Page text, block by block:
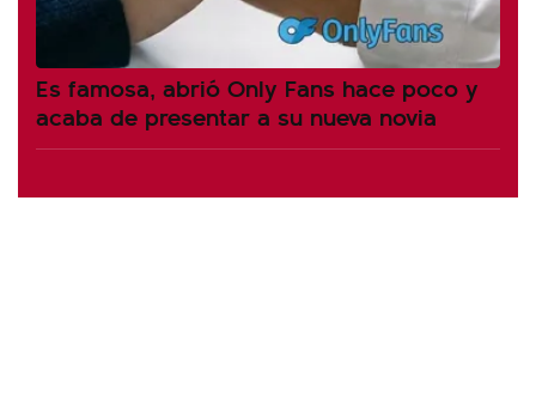
Es famosa, abrió Only Fans hace poco y
acaba de presentar a su nueva novia